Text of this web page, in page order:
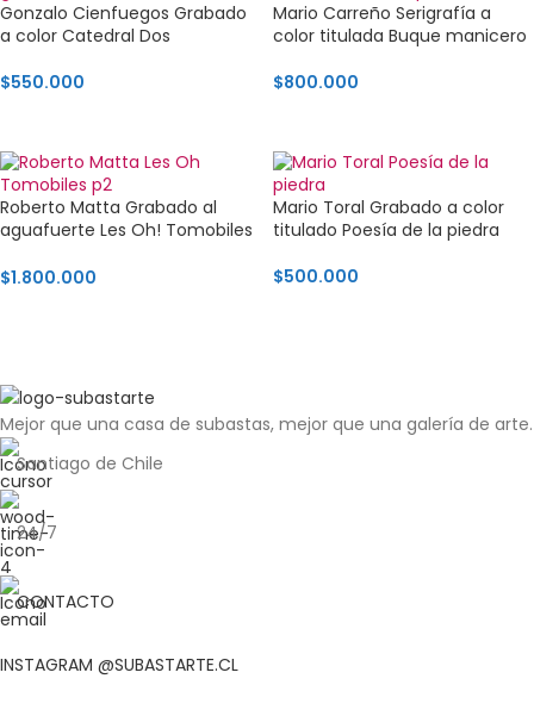
Gonzalo Cienfuegos Grabado
a color Catedral Dos
$550.000
Mario Carreño Serigrafía a
color titulada Buque manicero
$800.000
Roberto Matta Grabado al
aguafuerte Les Oh! Tomobiles
$1.800.000
Mario Toral Grabado a color
titulado Poesía de la piedra
$500.000
Mejor que una casa de subastas, mejor que una galería de arte.
Santiago de Chile
24/7
CONTACTO
INSTAGRAM @SUBASTARTE.CL